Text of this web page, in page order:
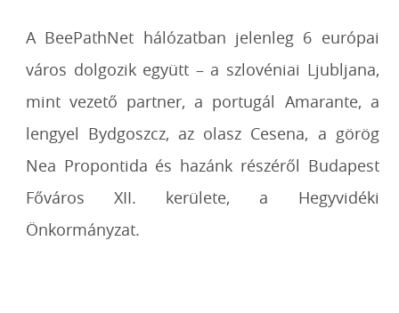
A BeePathNet hálózatban jelenleg 6 európai
város dolgozik együtt – a szlovéniai Ljubljana,
mint vezető partner, a portugál Amarante, a
lengyel Bydgoszcz, az olasz Cesena, a görög
Nea Propontida és hazánk részéről Budapest
Főváros XII. kerülete, a Hegyvidéki
Önkormányzat.